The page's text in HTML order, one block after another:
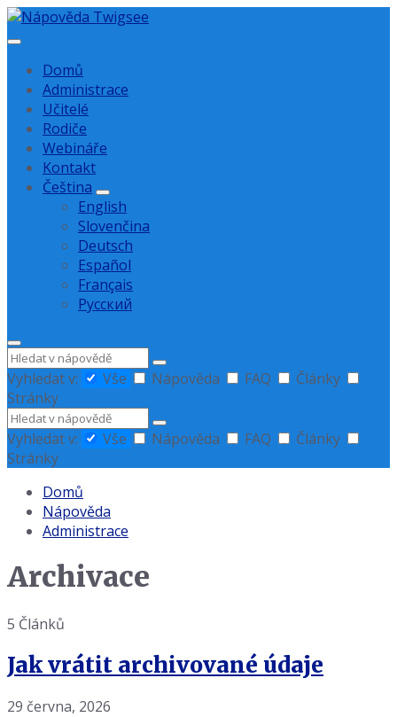
Přejít
na
Přejít
na
navigaci
Přejít
na
Domů
Administrace
Učitelé
Rodiče
Webináře
Kontakt
Čeština
English
Slovenčina
Deutsch
Español
Français
Русский
Hledat
Vyhledat v:
Vše Nápověda FAQ
Články
Stránky
Hledat
Vyhledat v:
Vše Nápověda FAQ
Články
Stránky
Domů
Nápověda
Administrace
Archivace
5 Článků
Jak vrátit archivované údaje
29 června, 2026